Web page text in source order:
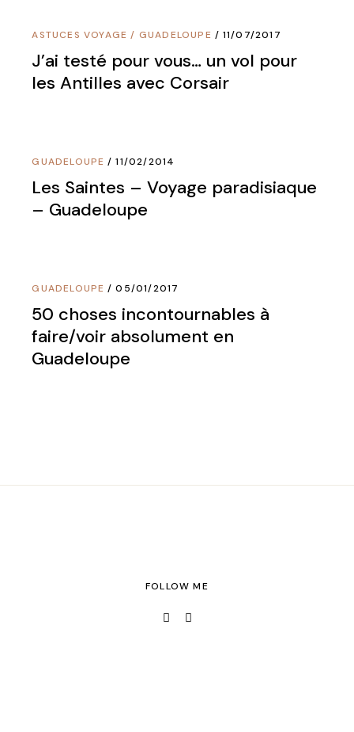
ASTUCES VOYAGE / GUADELOUPE 11/07/2017
J’ai testé pour vous… un vol pour
les Antilles avec Corsair
GUADELOUPE 11/02/2014
Les Saintes – Voyage paradisiaque
– Guadeloupe
GUADELOUPE 05/01/2017
50 choses incontournables à
faire/voir absolument en
Guadeloupe
FOLLOW ME